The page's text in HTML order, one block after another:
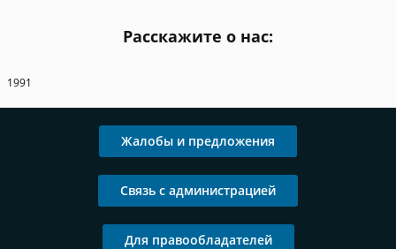
Расскажите о нас:
1991
Жалобы и предложения
Связь с администрацией
Для правообладателей